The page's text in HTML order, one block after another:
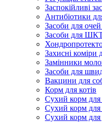
Заспокійливі
Антибіотики
Засоби для
Засоби для
Захисні коміри
Замінники
Засоби для
Вакцини для
Корм для котів
Сухий корм для
Сухий корм для
Сухий корм для